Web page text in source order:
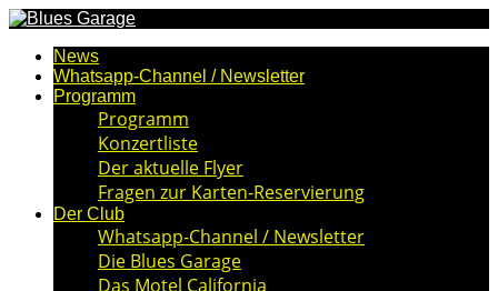
News
Whatsapp-Channel / Newsletter
Programm
Programm
Konzertliste
Der aktuelle Flyer
Fragen zur Karten-Reservierung
Der Club
Whatsapp-Channel / Newsletter
Die Blues Garage
Das Motel California